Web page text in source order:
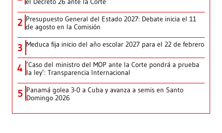
2 Presupuesto General del Estado 2027: Debate inicia el 11
de agosto en la Comisión
3 Meduca fija inicio del año escolar 2027 para el 22 de febrero
4 ‘Caso del ministro del MOP ante la Corte pondrá a prueba
la ley’: Transparencia Internacional
5 Panamá golea 3-0 a Cuba y avanza a semis en Santo
Domingo 2026